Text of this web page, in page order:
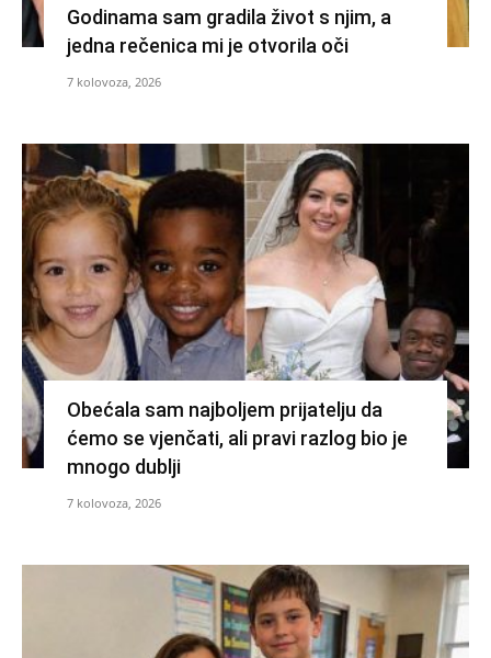
Godinama sam gradila život s njim, a
jedna rečenica mi je otvorila oči
7 kolovoza, 2026
Obećala sam najboljem prijatelju da
ćemo se vjenčati, ali pravi razlog bio je
mnogo dublji
7 kolovoza, 2026